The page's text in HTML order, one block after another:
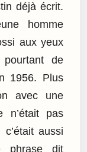
déjà écrit.
homme
aux yeux
de
1956. Plus
avec une
n’était pas
aussi
phrase dit